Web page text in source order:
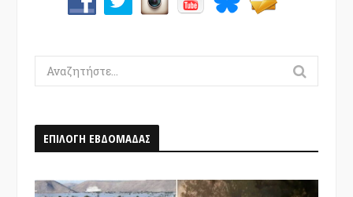
Search
for:
ΕΠΙΛΟΓΗ ΕΒΔΟΜΑΔΑΣ